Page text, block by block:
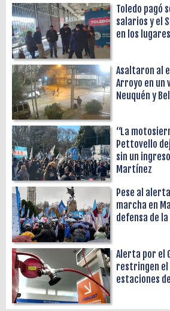
Toledo pagó
salarios y el
en los
Asaltaron al
Arroyo en un
Neuquén y
“La
Pettovello
sin un
Martínez
Pese al
marcha en
defensa de
Alerta por el
restringen
estaciones